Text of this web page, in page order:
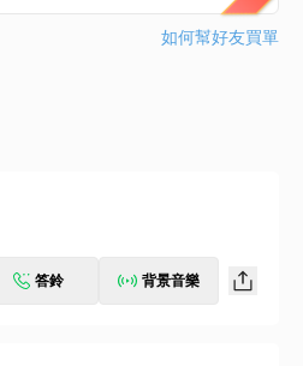
如何幫好友買單
答鈴 背景音樂